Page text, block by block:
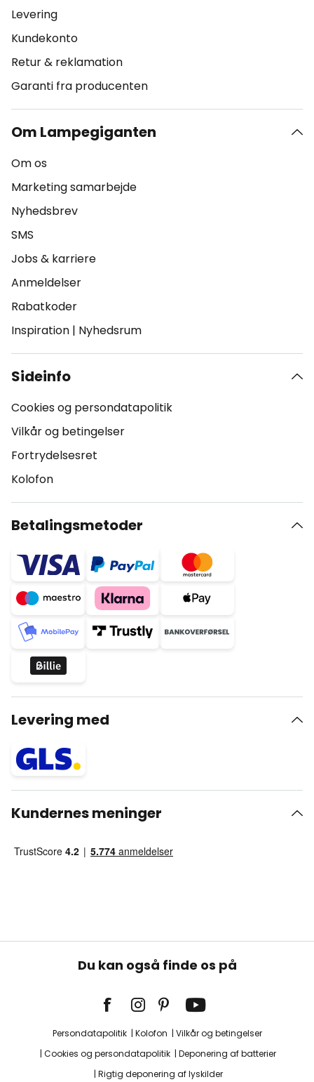
Levering
Kundekonto
Retur & reklamation
Garanti fra producenten
Om Lampegiganten
Om os
Marketing samarbejde
Nyhedsbrev
SMS
Jobs & karriere
Anmeldelser
Rabatkoder
Inspiration | Nyhedsrum
Sideinfo
Cookies og persondatapolitik
Vilkår og betingelser
Fortrydelsesret
Kolofon
Betalingsmetoder
Levering med
Kundernes meninger
Du kan også finde os på
Persondatapolitik Kolofon
Vilkår og betingelser
Cookies og persondatapolitik
Deponering af batterier
Rigtig deponering af lyskilder